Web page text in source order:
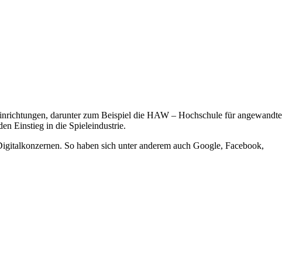
darunter zum Beispiel die HAW – Hochschule für angewandte
Einstieg in die Spieleindustrie.
So haben sich unter anderem auch Google, Facebook,